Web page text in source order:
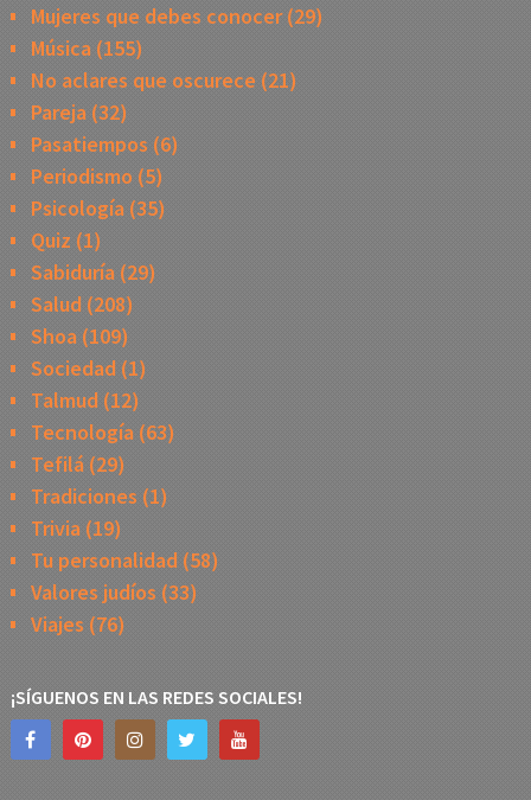
Mujeres que debes conocer(29)
Música(155)
No aclares que oscurece (21)
Pareja(32)
Pasatiempos (6)
Periodismo (5)
Psicología(35)
Quiz (1)
Sabiduría(29)
Salud (208)
Shoa(109)
Sociedad(1)
Talmud (12)
Tecnología(63)
Tefilá(29)
Tradiciones (1)
Trivia(19)
Tu personalidad(58)
Valores judíos (33)
Viajes (76)
¡SÍGUENOS EN LAS REDES SOCIALES!